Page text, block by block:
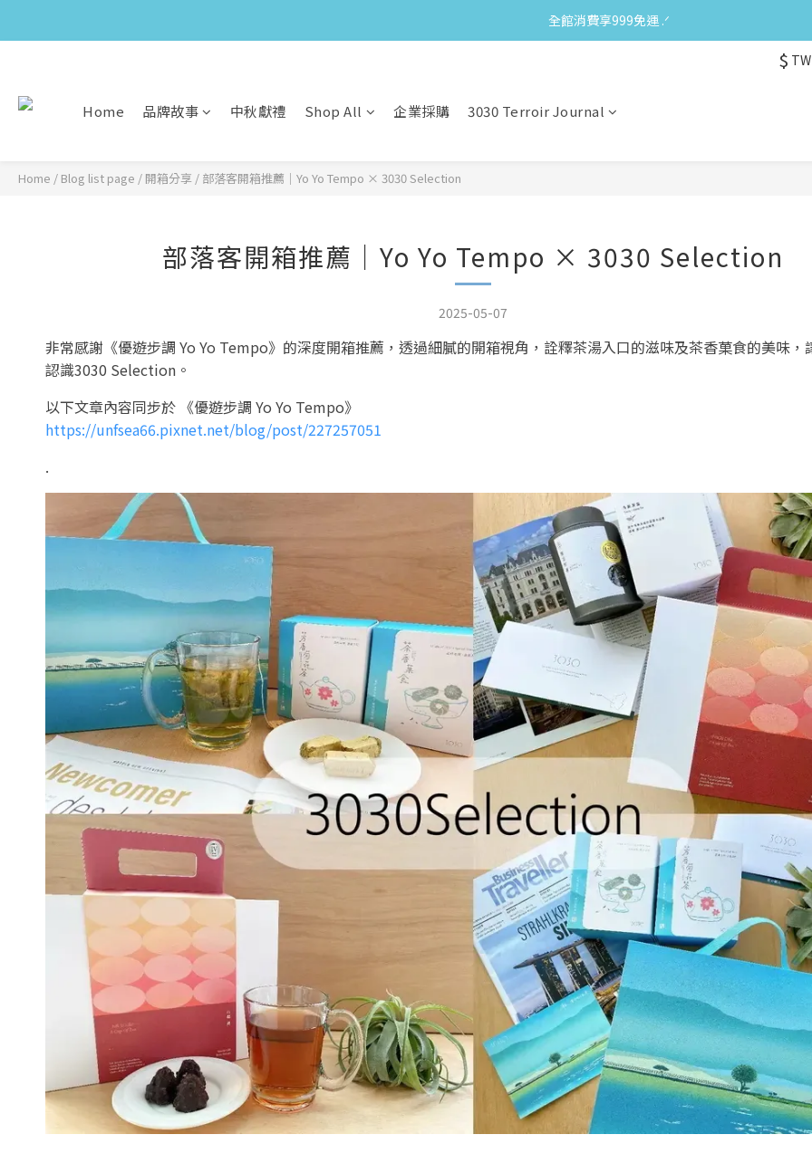
全館消費享999免運 ‪‪.ᐟ
$
Home 品牌故事 中秋獻禮 Shop All 企業採購 3030 Terroir Journal
Home / Blog list page / 開箱分享 / 部落客開箱推薦｜Yo Yo Tempo × 3030 Selection
部落客開箱推薦｜Yo Yo Tempo × 3030 Selection
2025-05-07
非常感謝《優遊步調 Yo Yo Tempo》的深度開箱推薦，透過細膩的開箱視角，詮釋茶湯入口的滋味及茶香菓食的美味，
認識3030 Selection。
以下文章內容同步於 《優遊步調 Yo Yo Tempo》
https://unfsea66.pixnet.net/blog/post/227257051
.